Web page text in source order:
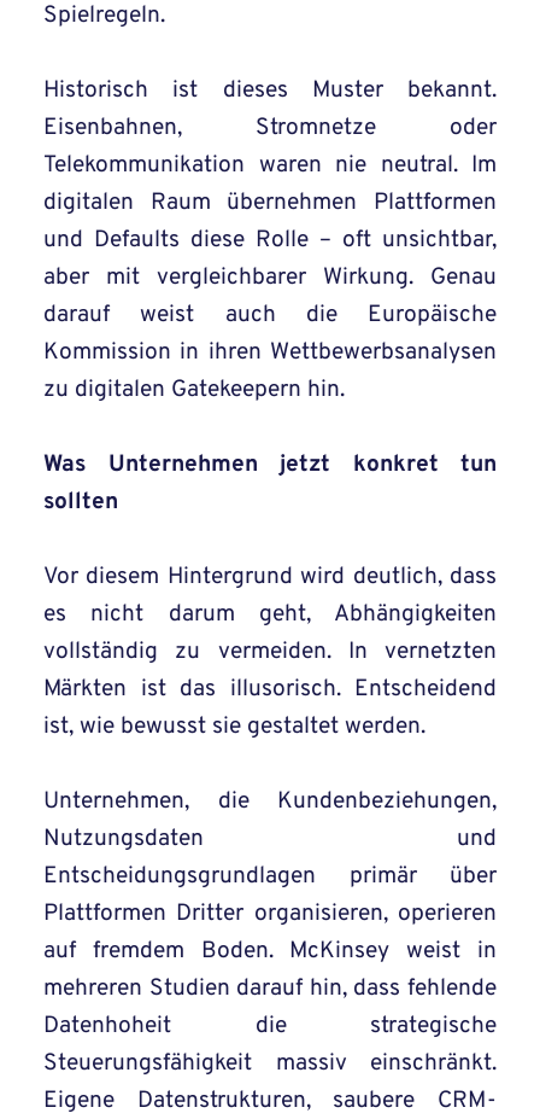
Spielregeln.
Historisch ist dieses Muster bekannt.
Eisenbahnen, Stromnetze oder
Telekommunikation waren nie neutral. Im
digitalen Raum übernehmen Plattformen
und Defaults diese Rolle – oft unsichtbar,
aber mit vergleichbarer Wirkung. Genau
darauf weist auch die Europäische
Kommission in ihren Wettbewerbsanalysen
zu digitalen Gatekeepern hin.
Was Unternehmen jetzt konkret tun
sollten
Vor diesem Hintergrund wird deutlich, dass
es nicht darum geht, Abhängigkeiten
vollständig zu vermeiden. In vernetzten
Märkten ist das illusorisch. Entscheidend
ist, wie bewusst sie gestaltet werden.
Unternehmen, die Kundenbeziehungen,
Nutzungsdaten und
Entscheidungsgrundlagen primär über
Plattformen Dritter organisieren, operieren
auf fremdem Boden. McKinsey weist in
mehreren Studien darauf hin, dass fehlende
Datenhoheit die strategische
Steuerungsfähigkeit massiv einschränkt.
Eigene Datenstrukturen, saubere CRM-